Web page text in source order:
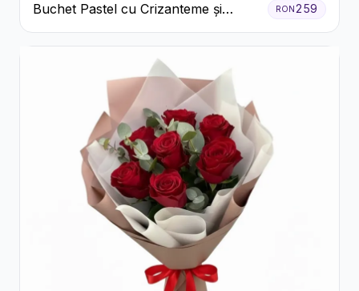
Buchet Pastel cu Crizanteme și
Garoafe
RON259